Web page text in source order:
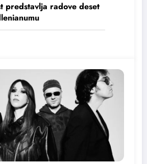
predstavlja radove deset